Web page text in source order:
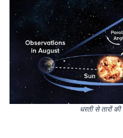
धरती से तारों